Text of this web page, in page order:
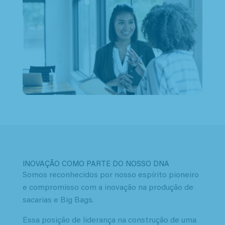
INOVAÇÃO COMO PARTE DO NOSSO DNA
Somos reconhecidos por nosso espírito pioneiro
e compromisso com a inovação na produção de
sacarias e Big Bags.
Essa posição de liderança na construção de uma